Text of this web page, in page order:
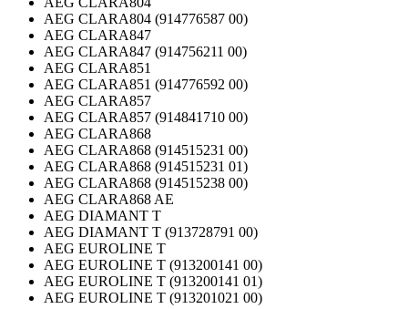
AEG CLARA804 (914776587 00)
AEG CLARA847
AEG CLARA847 (914756211 00)
AEG CLARA851
AEG CLARA851 (914776592 00)
AEG CLARA857
AEG CLARA857 (914841710 00)
AEG CLARA868
AEG CLARA868 (914515231 00)
AEG CLARA868 (914515231 01)
AEG CLARA868 (914515238 00)
AEG CLARA868 AE
AEG DIAMANT T
AEG DIAMANT T (913728791 00)
AEG EUROLINE T
AEG EUROLINE T (913200141 00)
AEG EUROLINE T (913200141 01)
AEG EUROLINE T (913201021 00)